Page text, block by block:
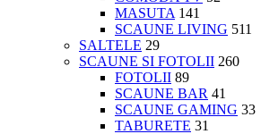
MASUTA 141
SCAUNE LIVING 511
SALTELE 29
SCAUNE SI FOTOLII 260
FOTOLII 89
SCAUNE BAR 41
SCAUNE GAMING 33
TABURETE 31